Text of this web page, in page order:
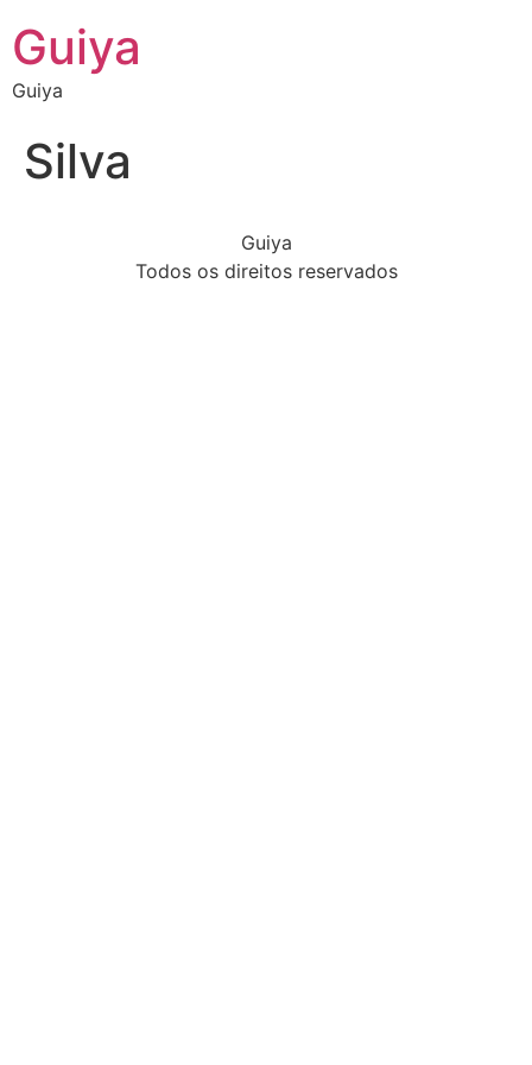
Guiya
Guiya
Silva
Guiya
Todos os direitos reservados